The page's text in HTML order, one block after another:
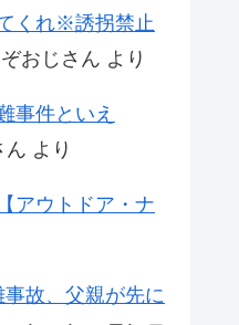
くれ※誘拐禁止
おじさん より
事件といえ
ん より
アウトドア・ナ
事故、父親が先に